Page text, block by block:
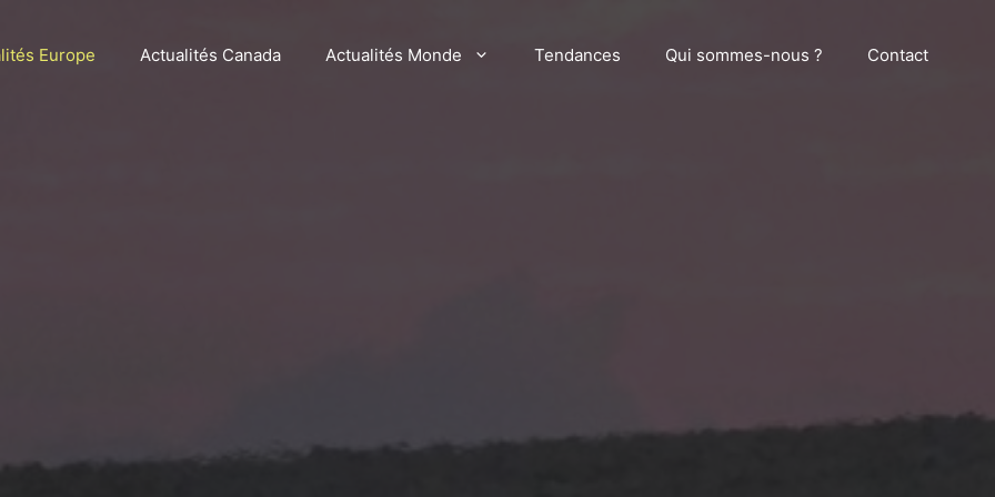
Europe Actualités Canada Actualités Monde Tendances Qui sommes-nous ? Contact